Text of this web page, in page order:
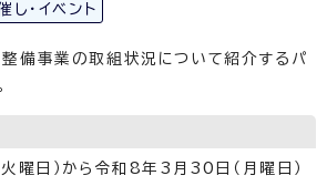
し・イベント
備事業の取組状況について紹介するパ
曜日）から令和8年3月30日（月曜日）